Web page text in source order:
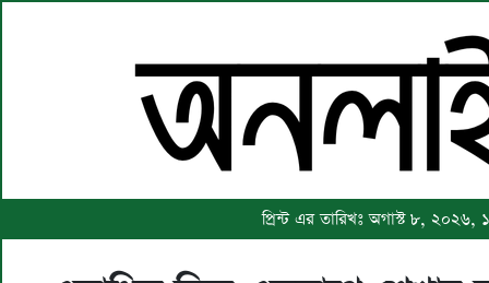
প্রিন্ট এর তারিখঃ অগাস্ট ৮, ২০২৬,